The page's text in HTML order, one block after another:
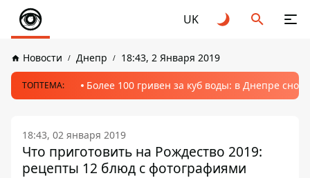
UK
Новости Днепр 18:43, 2 Января 2019
ТОПТЕМА: Более 100 гривен за куб воды: в Днепре
18:43, 02 января 2019
Что приготовить на Рождество 2019:
рецепты 12 блюд с фотографиями